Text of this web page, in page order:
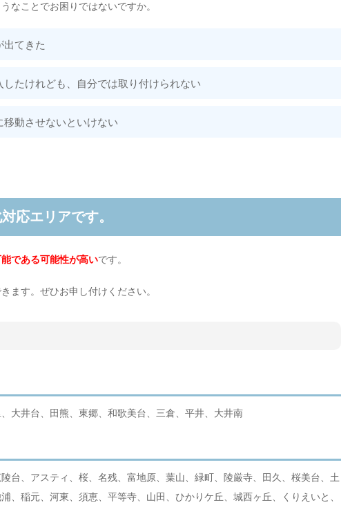
なことでお困りではないですか。
出てきた
たけれども、自分では取り付けられない
動させないといけない
応エリアです。
である可能性が高いです。
ます。ぜひお申し付けください。
大井台、田熊、東郷、和歌美台、三倉、平井、大井南
台、アスティ、桜、名残、富地原、葉山、緑町、陵厳寺、田久、桜美台、土
、稲元、河東、須恵、平等寺、山田、ひかりケ丘、城西ヶ丘、くりえいと、